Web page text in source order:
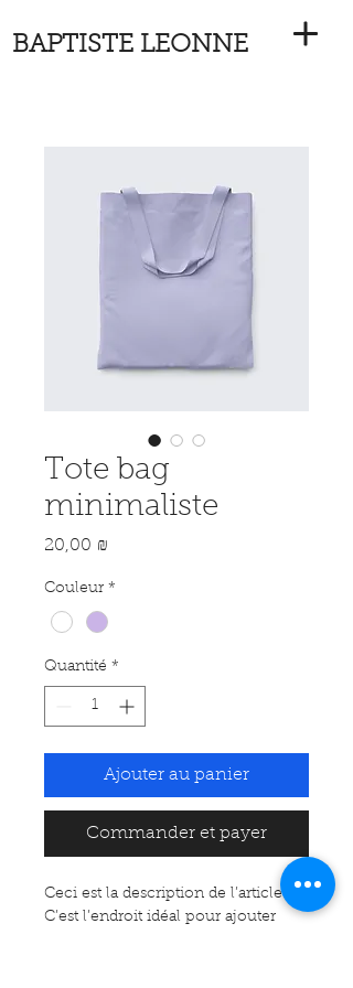
BAPTISTE LEONNE
Tote bag
minimaliste
20,00 ₪
Couleur *
Quantité *
Ajouter au panier
Commander et payer
Ceci est la description de l’article.
C’est l’endroit idéal pour ajouter